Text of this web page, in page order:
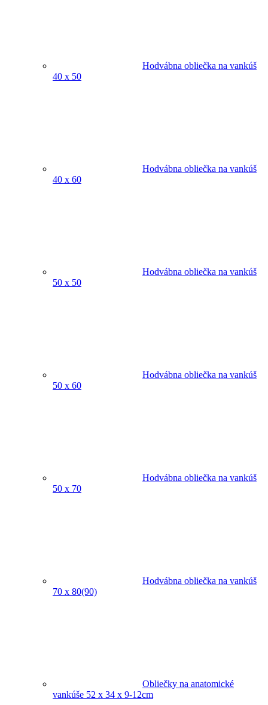
Hodvábna obliečka na vankúš
40 x 50
Hodvábna obliečka na vankúš
40 x 60
Hodvábna obliečka na vankúš
50 x 50
Hodvábna obliečka na vankúš
50 x 60
Hodvábna obliečka na vankúš
50 x 70
Hodvábna obliečka na vankúš
70 x 80(90)
Obliečky na anatomické
vankúše 52 x 34 x 9-12cm